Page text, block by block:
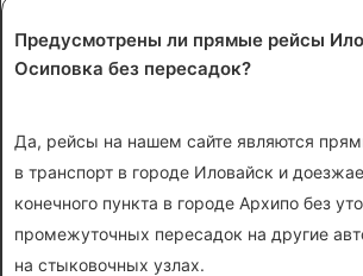
Предусмотрены ли прямые рейсы
Осиповка без пересадок?
Да, рейсы на нашем сайте являются
в транспорт в городе Иловайск и
конечного пункта в городе Архипо без
промежуточных пересадок на другие
на стыковочных узлах.